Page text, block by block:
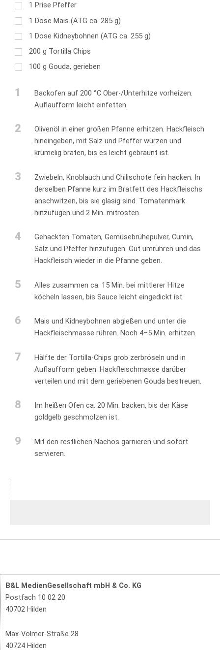
1 Prise Pfeffer
1 Dose Mais (ATG ca. 285 g)
1 Dose Kidneybohnen (ATG ca. 255 g)
200 g Tortilla Chips
100 g Gouda, gerieben
1
Backofen auf 200 °C Ober-/Unterhitze vorheizen.
Auflaufform leicht einfetten.
2
Olivenöl in einer großen Pfanne erhitzen. Hackfleisch
hineingeben, mit Salz und Pfeffer würzen und
krümelig braten, bis es leicht gebräunt ist.
3
Zwiebeln, Knoblauch und Chilischote fein hacken. In
derselben Pfanne kurz im Bratfett des Hackfleischs
anschwitzen, bis sie glasig sind. Tomatenmark
hinzufügen und 2 Min. mitrösten.
4
Gehackten Tomaten, Gemüsebrühepulver, Cumin,
Salz und Pfeffer hinzufügen. Gut umrühren und das
Hackfleisch wieder in die Pfanne geben.
5
Alles zusammen ca. 15 Min. bei mittlerer Hitze
köcheln lassen, bis Sauce leicht eingedickt ist.
6
Mais und Kidneybohnen abgießen und unter die
Hackfleischmasse rühren. Noch 4–5 Min. erhitzen.
7
Hälfte der Tortilla-Chips grob zerbröseln und in
Auflaufform geben. Hackfleischmasse darüber
verteilen und mit dem geriebenen Gouda bestreuen.
8
Im heißen Ofen ca. 20 Min. backen, bis der Käse
goldgelb geschmolzen ist.
9
Mit den restlichen Nachos garnieren und sofort
servieren.
B&L MedienGesellschaft mbH & Co. KG
Postfach 10 02 20
40702 Hilden
Max-Volmer-Straße 28
40724 Hilden